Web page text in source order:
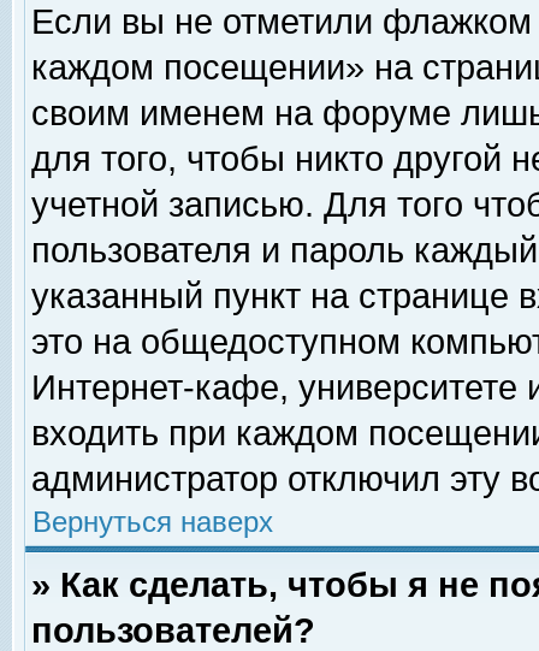
Если вы не отметили флажком
каждом посещении» на
своим именем на форуме
для того, чтобы никто другой
учетной записью. Для того
пользователя и пароль
указанный пункт на
это на общедоступном
Интернет-кафе, университете
входить при каждом
администратор отключил эту
Вернуться наверх
» Как сделать, чтобы я не
пользователей?